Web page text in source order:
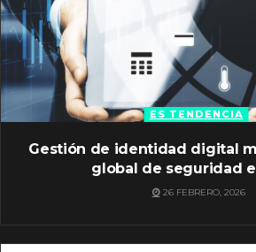
ES TENDENCIA
Gestión de identidad digital
global de seguridad
26 FEBRERO, 2026